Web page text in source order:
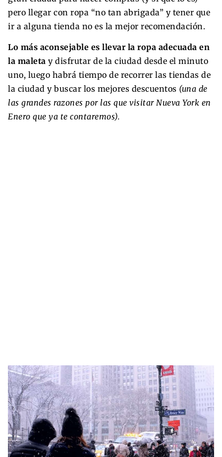
pero llegar con ropa “no tan abrigada” y tener que
ir a alguna tienda no es la mejor recomendación.
Lo más aconsejable es llevar la ropa adecuada en
la maleta y disfrutar de la ciudad desde el minuto
uno, luego habrá tiempo de recorrer las tiendas de
la ciudad y buscar los mejores descuentos (una de
las grandes razones por las que visitar Nueva York en
Enero que ya te contaremos).